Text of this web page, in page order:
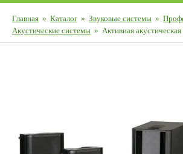
Главная » Каталог » Звуковые системы »
Акустические системы » Активная